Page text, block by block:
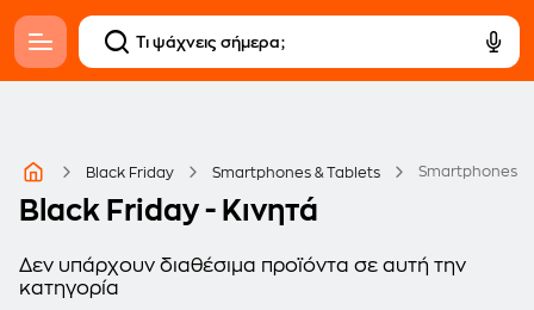
Black Friday Smartphones & Tablets Smartphones
Black Friday - Κινητά
Δεν υπάρχουν διαθέσιμα προϊόντα σε αυτή την
κατηγορία